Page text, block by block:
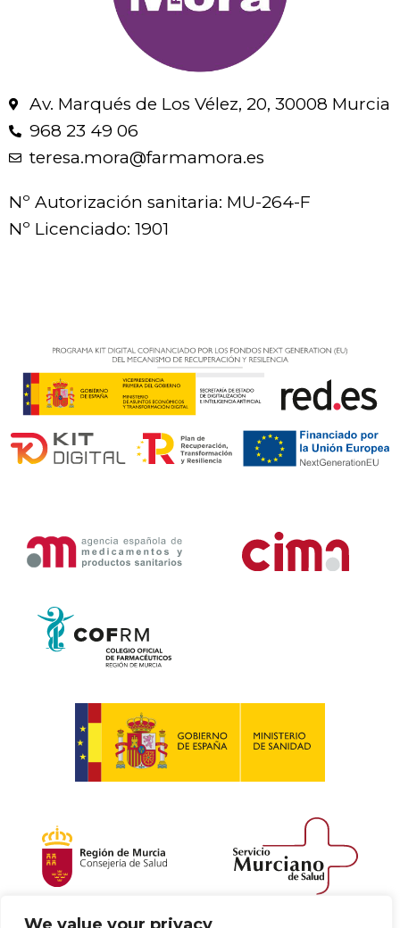
Av. Marqués de Los Vélez, 20, 30008 Murcia
968 23 49 06
teresa.mora@farmamora.es
Nº Autorización sanitaria: MU-264-F
Nº Licenciado: 1901